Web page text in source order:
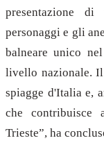
presentazione
personaggi e gli
balneare unico
livello nazionale.
spiagge d'Italia e,
che
Trieste”, ha